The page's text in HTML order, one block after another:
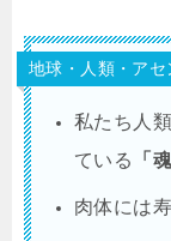
地球・人類・ア
私たち人
ている
「
肉体には